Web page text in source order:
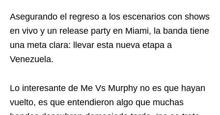
Asegurando el regreso a los escenarios con shows
en vivo y un release party en Miami, la banda tiene
una meta clara: llevar esta nueva etapa a
Venezuela.
Lo interesante de Me Vs Murphy no es que hayan
vuelto, es que entendieron algo que muchas